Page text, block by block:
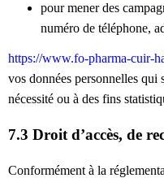
pour mener des
numéro de téléphone,
https://www.fo-pharma-cuir-
vos données personnelles
nécessité ou à des fins
7.3 Droit d’accès, de
Conformément à la